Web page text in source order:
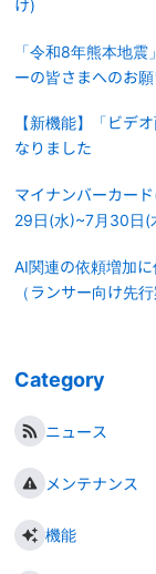
け)
「令和8年熊本地
ーの皆さまへのお願
【新機能】「ビデ
なりました
マイナンバーカー
29日(水)~7月30日(
AI関連の依頼増加
（ランサー向け先行
Category
ニュース
メンテナンス
機能